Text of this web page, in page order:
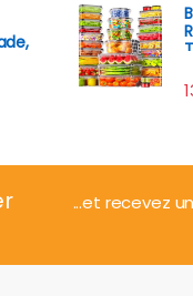
...et recevez